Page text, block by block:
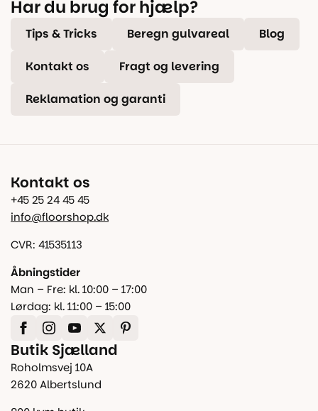
Har du brug for hjælp?
Tips & Tricks Beregn gulvareal Blog
Kontakt os Fragt og levering
Reklamation og garanti
Kontakt os
+45 25 24 45 45
info@floorshop.dk
CVR: 41535113
Åbningstider
Man – Fre: kl. 10:00 – 17:00
Lørdag: kl. 11:00 – 15:00
Butik Sjælland
Roholmsvej 10A
2620 Albertslund